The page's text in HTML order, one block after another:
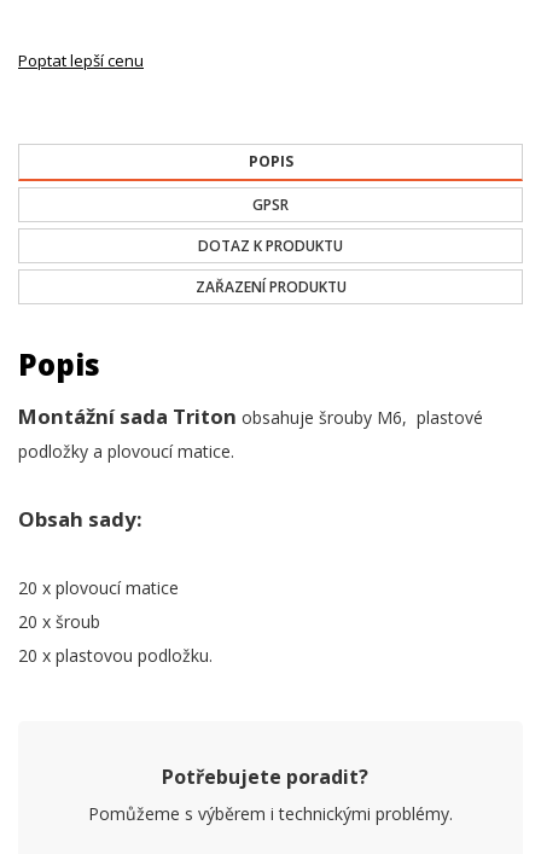
Poptat lepší cenu
POPIS
GPSR
DOTAZ K PRODUKTU
ZAŘAZENÍ PRODUKTU
Popis
Montážní sada Triton obsahuje šrouby M6, plastové
podložky a plovoucí matice.
Obsah sady:
20 x plovoucí matice
20 x šroub
20 x plastovou podložku.
Potřebujete poradit?
Pomůžeme s výběrem i technickými problémy.